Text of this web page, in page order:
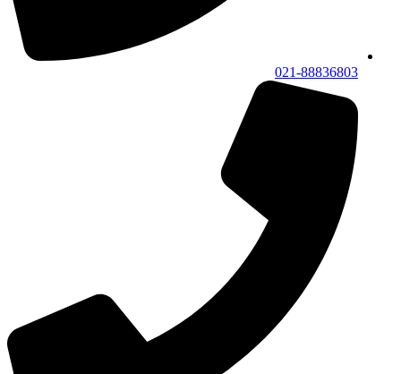
021-88836803